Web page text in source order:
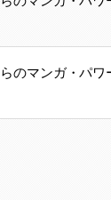
のマンガ・パワ